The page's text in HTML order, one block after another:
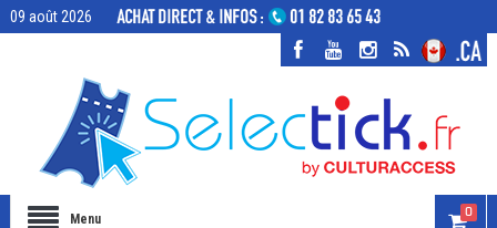
09 août 2026
Menu 0